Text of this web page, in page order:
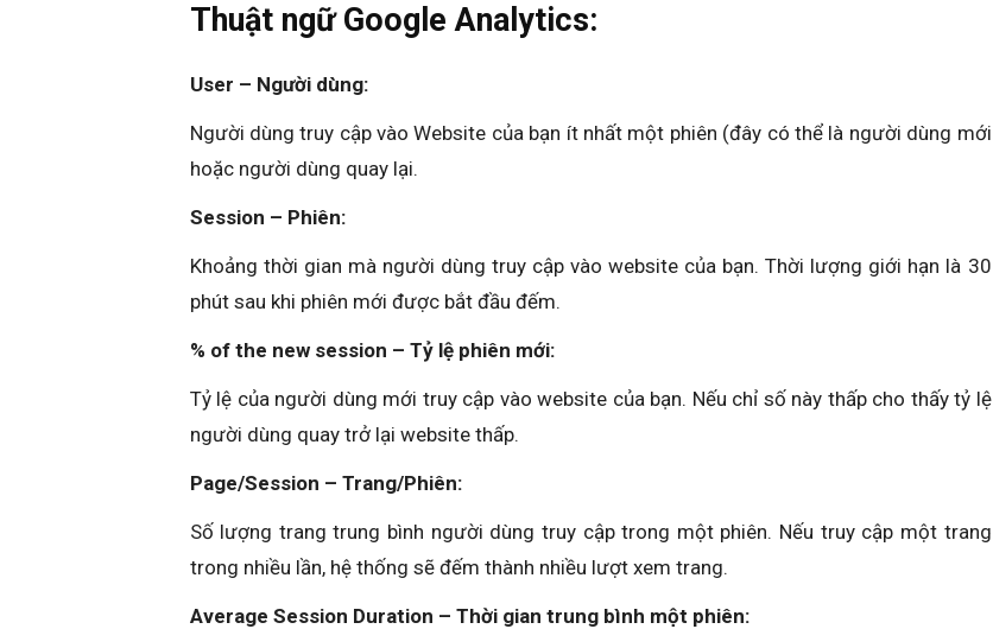
Thuật ngữ Google Analytics:
User – Người dùng:
Người dùng truy cập vào Website của bạn ít nhất một phiên (đây có thể là người dùng mới
hoặc người dùng quay lại.
Session – Phiên:
Khoảng thời gian mà người dùng truy cập vào website của bạn. Thời lượng giới hạn là 30
phút sau khi phiên mới được bắt đầu đếm.
% of the new session – Tỷ lệ phiên mới:
Tỷ lệ của người dùng mới truy cập vào website của bạn. Nếu chỉ số này thấp cho thấy tỷ lệ
người dùng quay trở lại website thấp.
Page/Session – Trang/Phiên:
Số lượng trang trung bình người dùng truy cập trong một phiên. Nếu truy cập một trang
trong nhiều lần, hệ thống sẽ đếm thành nhiều lượt xem trang.
Average Session Duration – Thời gian trung bình một phiên: